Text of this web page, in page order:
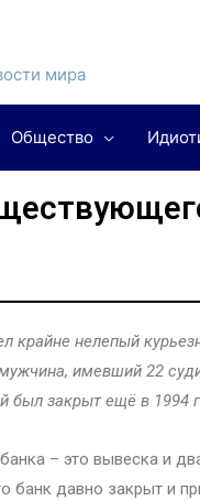
мира
Общество
крайне нелепый
имевший 22
был закрыт ещё в 1994
– это вывеска и
банк давно закрыт и